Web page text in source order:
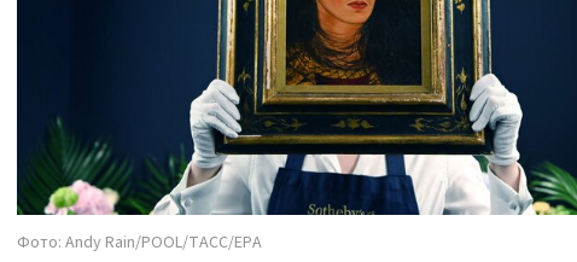
Фото: Andy Rain/POOL/ТАСС/EPA